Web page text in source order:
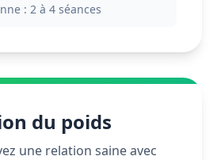
: 2 à 4 séances
du poids
une relation saine avec